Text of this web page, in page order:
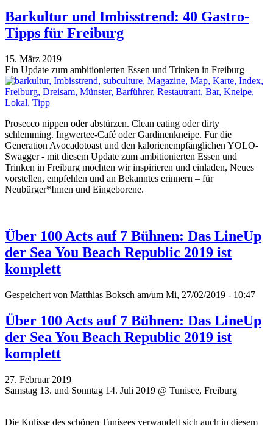
Barkultur und Imbisstrend: 40 Gastro-
Tipps für Freiburg
15. März 2019
Ein Update zum ambitionierten Essen und Trinken in Freiburg
Prosecco nippen oder abstürzen. Clean eating oder dirty
schlemming. Ingwertee-Café oder Gardinenkneipe. Für die
Generation Avocadotoast und den kalorienempfänglichen YOLO-
Swagger - mit diesem Update zum ambitionierten Essen und
Trinken in Freiburg möchten wir inspirieren und einladen, Neues
vorstellen, empfehlen und an Bekanntes erinnern – für
Neubürger*Innen und Eingeborene.
Über 100 Acts auf 7 Bühnen: Das LineUp
der Sea You Beach Republic 2019 ist
komplett
Gespeichert von Matthias Boksch am/um Mi, 27/02/2019 - 10:47
Über 100 Acts auf 7 Bühnen: Das LineUp
der Sea You Beach Republic 2019 ist
komplett
27. Februar 2019
Samstag 13. und Sonntag 14. Juli 2019 @ Tunisee, Freiburg
Die Kulisse des schönen Tunisees verwandelt sich auch in diesem